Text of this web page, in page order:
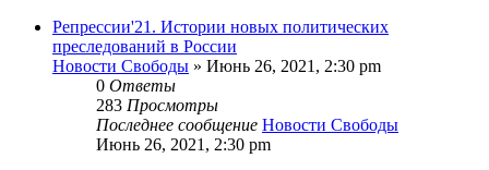
Репрессии'21. Истории новых политических
преследований в России
Новости Свободы » Июнь 26, 2021, 2:30 pm
0 Ответы
283 Просмотры
Последнее сообщение Новости Свободы
Июнь 26, 2021, 2:30 pm